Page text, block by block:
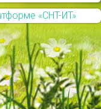
«СНТ-ИТ»